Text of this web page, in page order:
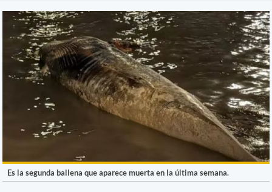
Es la segunda ballena que aparece muerta en la última semana.